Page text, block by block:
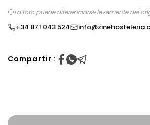
La foto puede diferenciarse levemente del
+34 871 043 524
Compartir :